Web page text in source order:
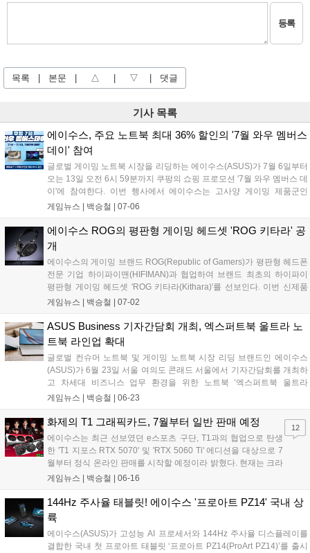
등록
목록 | 본문 | △ | ▽ | 댓글
기사 목록
에이수스, 주요 노트북 최대 36% 할인의 '7월 와우 멤버스
데이' 참여
글로벌 게이밍 노트북 시장을 리딩하는 에이수스(ASUS)가 7월 6일부터
오는 13일 오전 6시 59분까지 쿠팡의 쇼핑 프로모션 '7월 와우 멤버스 데
이'에 참여한다. 이번 행사에서 에이수스는 고사양 게이밍 제품군인
ROG 스트릭스 및 TUF 게이밍을 포함한 총 29종의 노트북을 대상으로
게임뉴스 | 백승철 | 07-06
에이수스 ROG의 평판형 게이밍 헤드셋 'ROG 키타라' 공
개
에이수스의 게이밍 브랜드 ROG(Republic of Gamers)가 평판형 헤드폰
전문 기업 하이파이맨(HIFIMAN)과 협업하여 브랜드 최초의 하이파이
평판형 게이밍 헤드셋 'ROG 키타라(Kithara)'를 선보인다. 이번 신제품
은 표면 전체가 움직이는 100mm 평판형 드라이버와 오픈형 구조를 채
드 공간감을 극대화한 것이 특징이다. 또한 광대역 주파수를 지원하는
붐 마이크와 다양한 교체형 플러그를 기본 제공해 PC 및 콘솔 등 여러 플
랫폼에서 정밀한 사운드 플레이와 원활한 팀보이스 환경을 지원한다....
게임뉴스 | 백승철 | 07-02
ASUS Business 기자간담회 개최, 엑스퍼트북 울트라 노
트북 라인업 확대
글로벌 컨슈머 노트북 및 게이밍 노트북 시장 리딩 브랜드인 에이수스
(ASUS)가 6월 23일 서울 여의도 콘래드 서울에서 기자간담회를 개최하
고 차세대 비즈니스 업무 환경을 위한 노트북 ‘엑스퍼트북 울트라
(ExpertBook Ultra)’를 공개했다. 이번 신제품은 초경량 설계와 고해상도
작업 및 그래픽 출력 환경을 개선한 것이 특징이다. 에이수스는 엑스퍼
트북 울트라를 비롯한 신규 라인업을 공식 스토어 및 주요 오픈마켓을
통해 당일부터 본격적인 판매에 돌입한다고 밝혔다....
게임뉴스 | 백승철 | 06-23
화제의 T1 그래픽카드, 7월부터 일반 판매 예정
에이수스는 최근 선보였던 e스포츠 구단, T1과의 협업으로 탄생
한 'T1 지포스 RTX 5070' 및 'RTX 5060 Ti' 에디션을 대상으로 7
월부터 정식 온라인 판매를 시작할 예정이라 밝혔다. 현재는 크라
우드 펀딩 플랫폼, 텀블벅에서 예약 판매를 진행하고 있다. 이번
적용해 소장 가치를 높인 것이 특징이다....
게임뉴스 | 백승철 | 06-16
12
144Hz 주사율 태블릿! 에이수스 '프로아트 PZ14' 국내 상
륙
에이수스(ASUS)가 고성능 AI 프로세서와 144Hz 주사율 디스플레이를
결합한 국내 첫 프로아트 태블릿 ‘프로아트 PZ14(ProArt PZ14)’를 출시